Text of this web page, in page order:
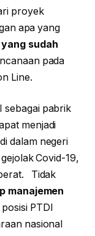
proyek
apa yang
yang sudah
pada
Line.
sebagai pabrik
menjadi
dalam negeri
Covid-19,
Tidak
manajemen
PTDI
nasional